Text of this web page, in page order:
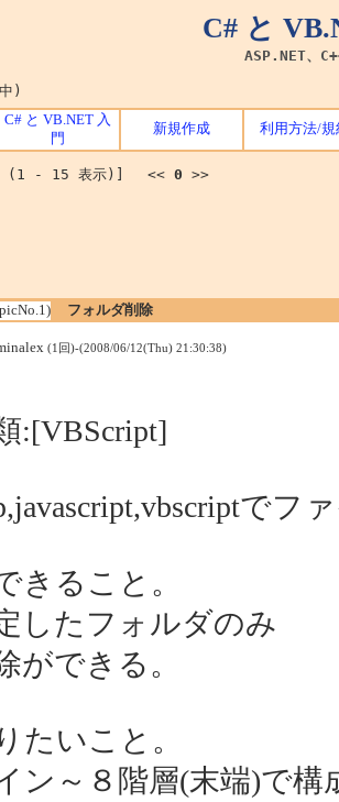
C# と
ASP.NET、
)
C# と VB.NET 入
門
新規作成 利用方法/規
事 (1 - 15 表示)] << 0 >>
フォルダ削除
(1回)-(2008/06/12(Thu) 21:30:38)
:[VBScript]
でフ
きること。
したフォルダのみ
ができる。
たいこと。
ン～８階層(末端)で